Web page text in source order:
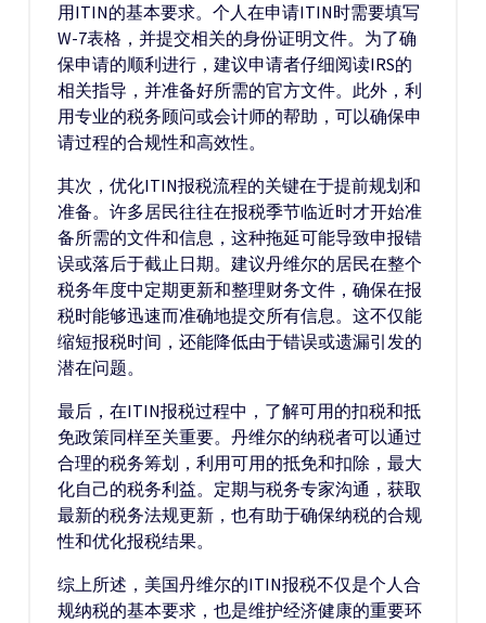
用ITIN的基本要求。个人在申请ITIN时需要填写
W-7表格，并提交相关的身份证明文件。为了确
保申请的顺利进行，建议申请者仔细阅读IRS的
相关指导，并准备好所需的官方文件。此外，利
用专业的税务顾问或会计师的帮助，可以确保申
请过程的合规性和高效性。
其次，优化ITIN报税流程的关键在于提前规划和
准备。许多居民往往在报税季节临近时才开始准
备所需的文件和信息，这种拖延可能导致申报错
误或落后于截止日期。建议丹维尔的居民在整个
税务年度中定期更新和整理财务文件，确保在报
税时能够迅速而准确地提交所有信息。这不仅能
缩短报税时间，还能降低由于错误或遗漏引发的
潜在问题。
最后，在ITIN报税过程中，了解可用的扣税和抵
免政策同样至关重要。丹维尔的纳税者可以通过
合理的税务筹划，利用可用的抵免和扣除，最大
化自己的税务利益。定期与税务专家沟通，获取
最新的税务法规更新，也有助于确保纳税的合规
性和优化报税结果。
综上所述，美国丹维尔的ITIN报税不仅是个人合
规纳税的基本要求，也是维护经济健康的重要环